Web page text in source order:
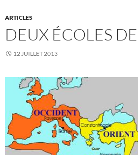
ARTICLES
DEUX ÉCOLES
12 JUILLET 2013